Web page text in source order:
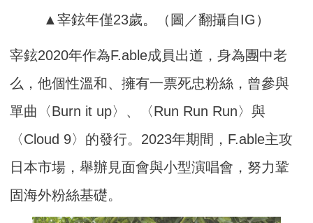
▲宰鉉年僅23歲。（圖／翻攝自IG）
宰鉉2020年作為F.able成員出道，身為團中老
么，他個性溫和、擁有一票死忠粉絲，曾參與
單曲〈Burn it up〉、〈Run Run Run〉與
〈Cloud 9〉的發行。2023年期間，F.able主攻
日本市場，舉辦見面會與小型演唱會，努力鞏
固海外粉絲基礎。